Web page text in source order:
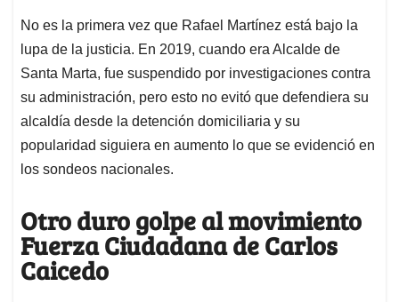
No es la primera vez que Rafael Martínez está bajo la
lupa de la justicia. En 2019, cuando era Alcalde de
Santa Marta, fue suspendido por investigaciones contra
su administración, pero esto no evitó que defendiera su
alcaldía desde la detención domiciliaria y su
popularidad siguiera en aumento lo que se evidenció en
los sondeos nacionales.
Otro duro golpe al movimiento
Fuerza Ciudadana de Carlos
Caicedo